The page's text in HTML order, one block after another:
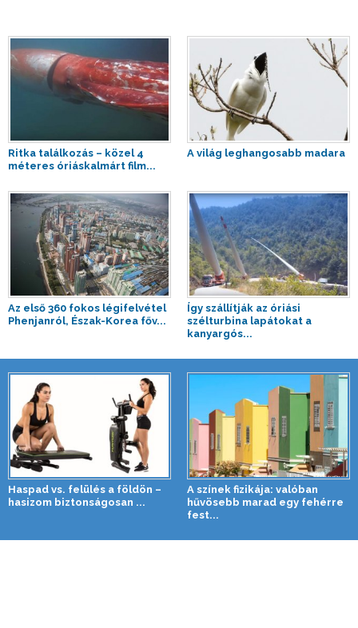
Ritka találkozás – közel 4
méteres óriáskalmárt film...
A világ leghangosabb madara
Az első 360 fokos légifelvétel
Phenjanról, Észak-Korea főv...
Így szállítják az óriási
szélturbina lapátokat a
kanyargós...
Haspad vs. felülés a földön –
hasizom biztonságosan ...
A színek fizikája: valóban
hűvösebb marad egy fehérre
fest...